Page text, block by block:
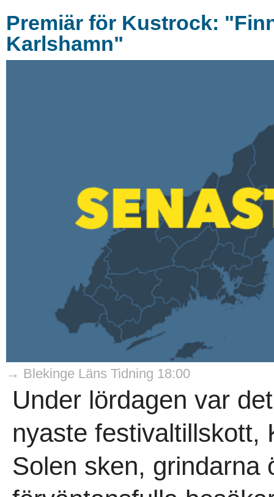
Premiär för Kustrock:
Karlshamn"
→ Blekinge Läns Tidning 18:00
Under lördagen var
nyaste festivaltillskott,
Solen sken, grindarna